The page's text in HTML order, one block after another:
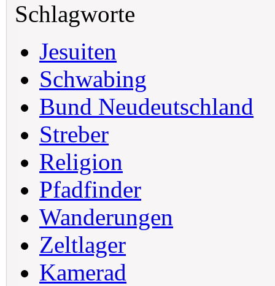
Schlagworte
Jesuiten
Schwabing
Bund Neudeutschland
Streber
Religion
Pfadfinder
Wanderungen
Zeltlager
Kamerad